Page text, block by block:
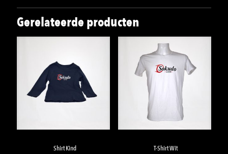
Gerelateerde producten
Shirt Kind T-Shirt Wit